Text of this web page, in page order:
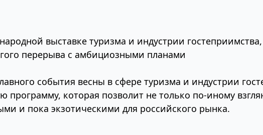
выставке туризма и индустрии
перерыва с амбициозными планами
события весны в сфере туризма и индустрии
программу, которая позволит не только по-иному
и пока экзотическими для российского рынка.